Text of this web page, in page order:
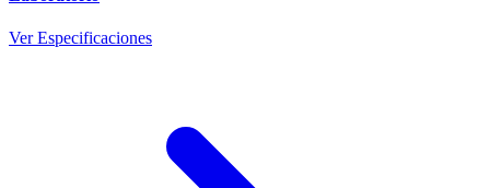
Ver Especificaciones